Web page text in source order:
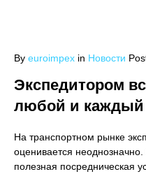
By euroimpex in Новости
Экспедитором
любой и каждый
На транспортном рынке
оценивается
полезная посредническая